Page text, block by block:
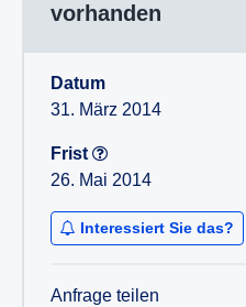
vorhanden
Datum
31. März 2014
Frist
26. Mai 2014
Interessiert Sie das?
Anfrage teilen